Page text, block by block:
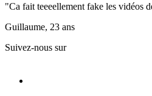
"Ca fait teeeellement fake les vidéos
Guillaume, 23 ans
Suivez-nous sur